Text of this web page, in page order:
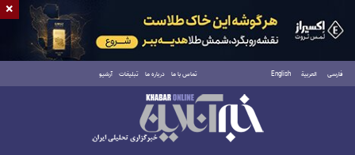
فارسی العربية English تماس با ما درباره ما تبلیغات آرشیو
پنجشنبه ۱۵ مرداد ۱۴۰۵
×